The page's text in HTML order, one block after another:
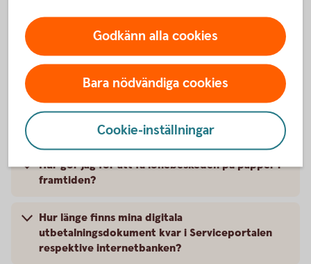
Det saknas information eller är fel informationen
på mitt lönebesked?
utbetalningsdokument i internetbanken, när de
tidigare funnits i externa portalen?
Hur gör jag för att få lönebeskeden på papper i
framtiden?
Hur länge finns mina digitala
utbetalningsdokument kvar i Serviceportalen
respektive internetbanken?
Godkänn alla cookies
Bara nödvändiga cookies
Cookie-inställningar